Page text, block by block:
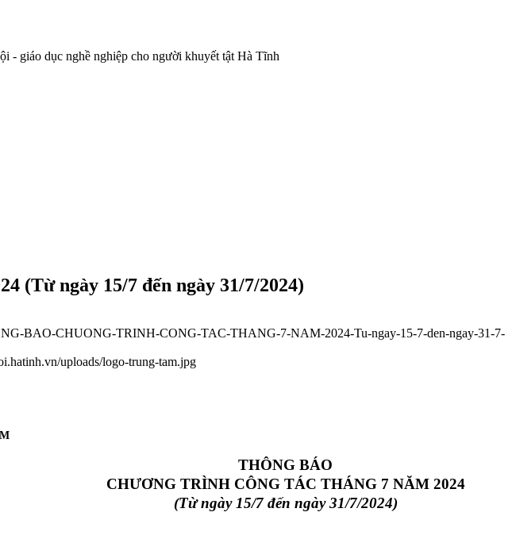
- giáo dục nghề nghiệp cho người khuyết tật Hà Tĩnh
ngày 15/7 đến ngày 31/7/2024)
BAO-CHUONG-TRINH-CONG-TAC-THANG-7-NAM-2024-Tu-ngay-15-7-den-ngay-31-7-
uploads/logo-trung-tam.jpg
THÔNG BÁO
CHƯƠNG TRÌNH CÔNG TÁC THÁNG 7 NĂM 2024
(Từ ngày 15/7 đến ngày 31/7/2024)